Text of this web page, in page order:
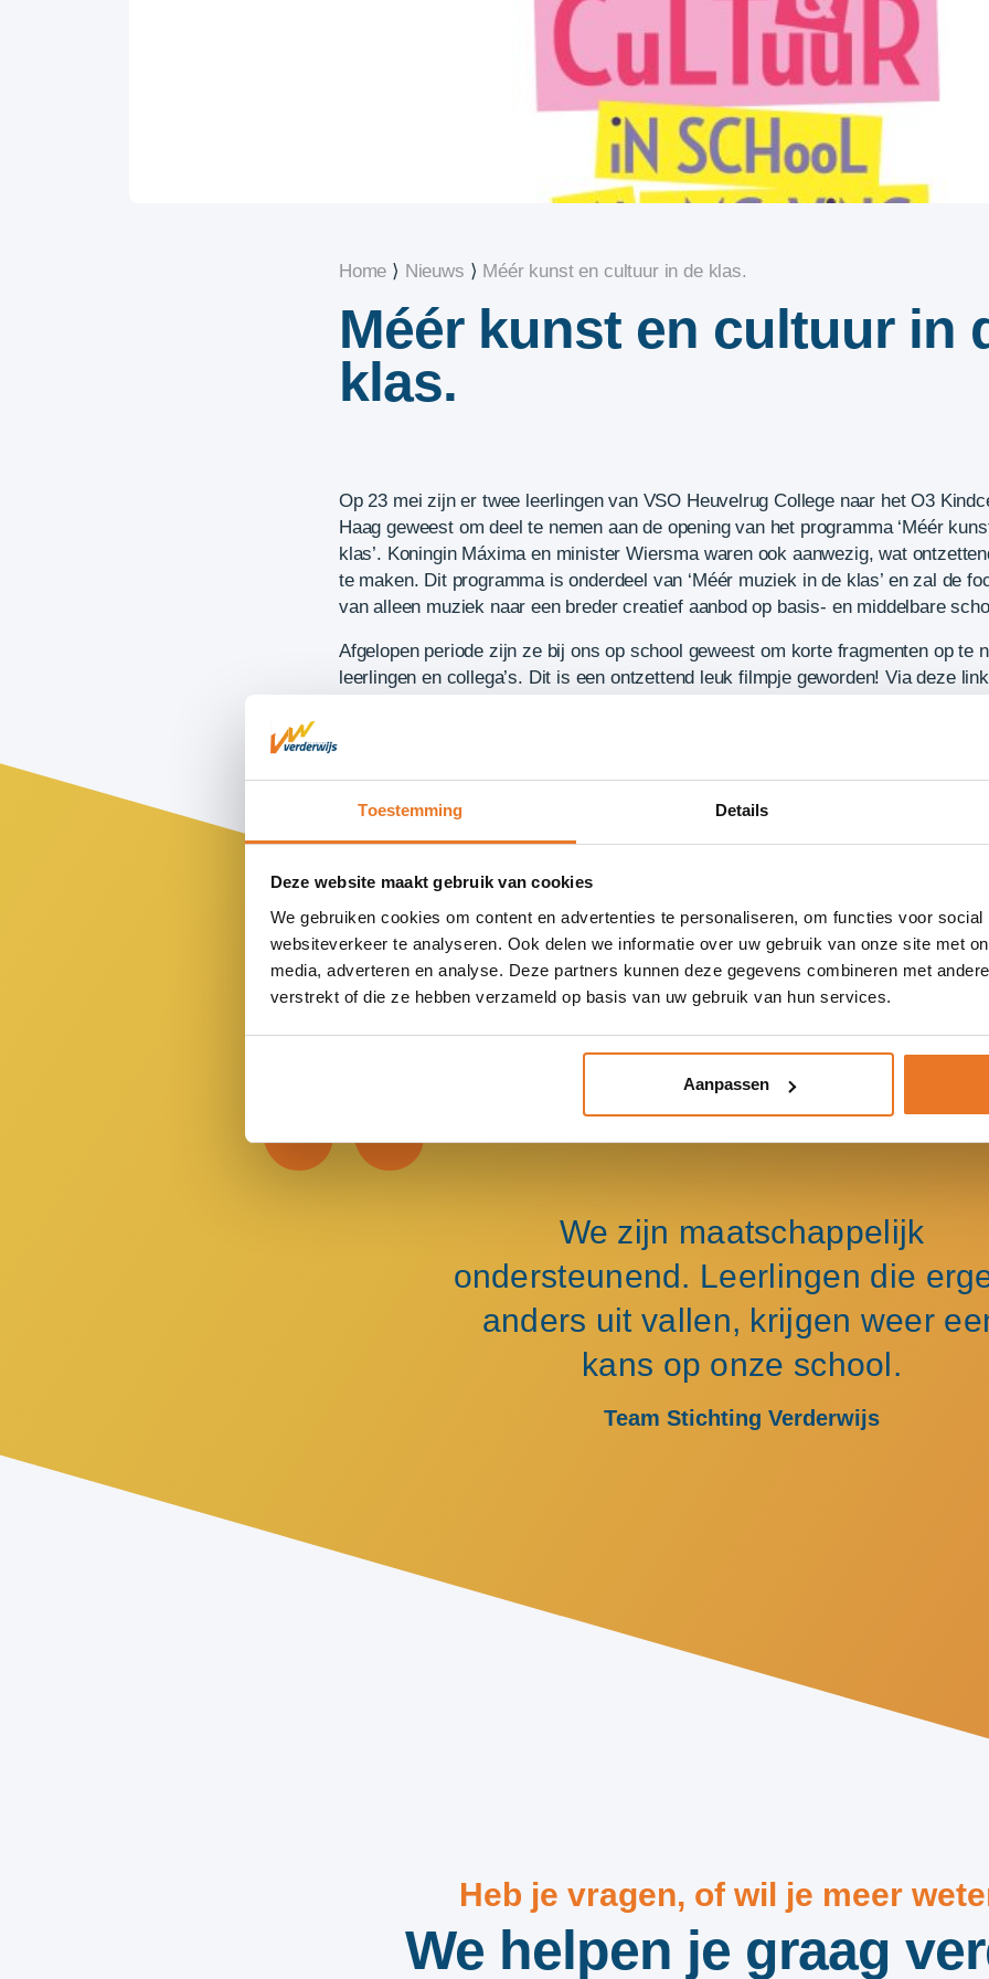
Toestemming Details
Deze website maakt gebruik van cookies
We gebruiken cookies om content en advertenties te personaliseren, om functies voor
websiteverkeer te analyseren. Ook delen we informatie over uw gebruik van onze site met
media, adverteren en analyse. Deze partners kunnen deze gegevens combineren met
verstrekt of die ze hebben verzameld op basis van uw gebruik van hun services.
Aanpassen
Home ⟩ Nieuws ⟩ Méér kunst en cultuur in de klas.
Méér kunst en cultuur in
klas.
Op 23 mei zijn er twee leerlingen van VSO Heuvelrug College naar het O3
Haag geweest om deel te nemen aan de opening van het programma ‘Méér
klas’. Koningin Máxima en minister Wiersma waren ook aanwezig, wat
te maken. Dit programma is onderdeel van ‘Méér muziek in de klas’ en zal de
van alleen muziek naar een breder creatief aanbod op basis- en middelbare
Afgelopen periode zijn ze bij ons op school geweest om korte fragmenten op te
leerlingen en collega’s. Dit is een ontzettend leuk filmpje geworden! Via deze
We zijn maatschappelijk
ondersteunend. Leerlingen die
anders uit vallen, krijgen weer
kans op onze school.
Team Stichting Verderwijs
Heb je vragen, of wil je meer
We helpen je graag